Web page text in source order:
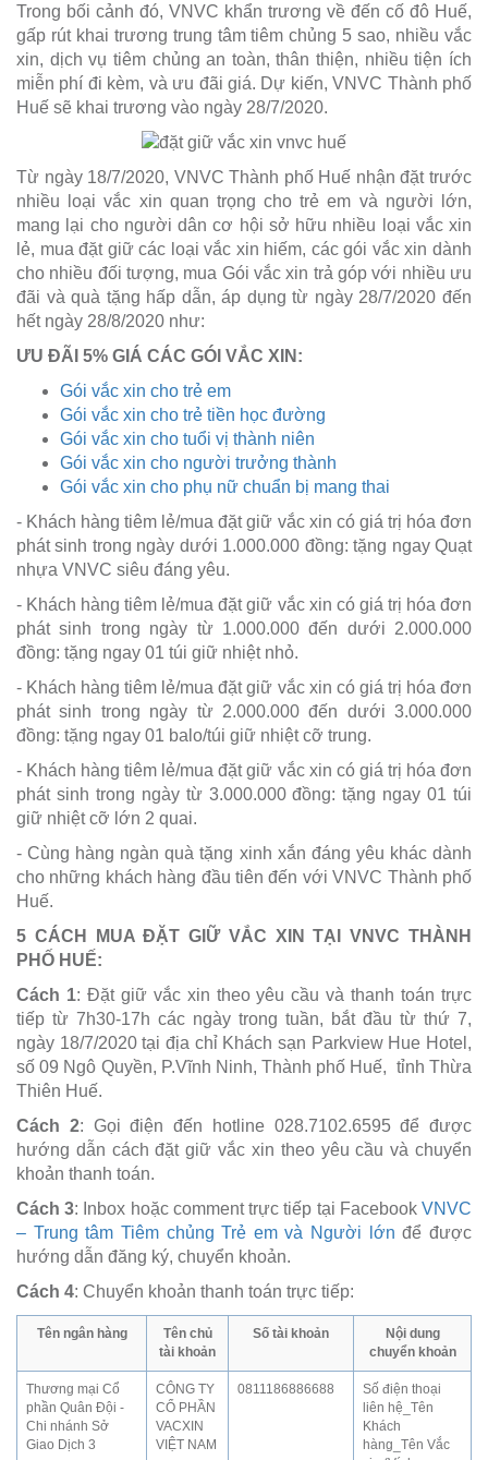
Trong bối cảnh đó, VNVC khẩn trương về đến cố đô Huế,
gấp rút khai trương trung tâm tiêm chủng 5 sao, nhiều vắc
xin, dịch vụ tiêm chủng an toàn, thân thiện, nhiều tiện ích
miễn phí đi kèm, và ưu đãi giá. Dự kiến, VNVC Thành phố
Huế sẽ khai trương vào ngày 28/7/2020.
Từ ngày 18/7/2020, VNVC Thành phố Huế nhận đặt trước
nhiều loại vắc xin quan trọng cho trẻ em và người lớn,
mang lại cho người dân cơ hội sở hữu nhiều loại vắc xin
lẻ, mua đặt giữ các loại vắc xin hiếm, các gói vắc xin dành
cho nhiều đối tượng, mua Gói vắc xin trả góp với nhiều ưu
đãi và quà tặng hấp dẫn, áp dụng từ ngày 28/7/2020 đến
hết ngày 28/8/2020 như:
ƯU ĐÃI 5% GIÁ CÁC GÓI VẮC XIN:
Gói vắc xin cho trẻ em
Gói vắc xin cho trẻ tiền học đường
Gói vắc xin cho tuổi vị thành niên
Gói vắc xin cho người trưởng thành
Gói vắc xin cho phụ nữ chuẩn bị mang thai
- Khách hàng tiêm lẻ/mua đặt giữ vắc xin có giá trị hóa đơn
phát sinh trong ngày dưới 1.000.000 đồng: tặng ngay Quạt
nhựa VNVC siêu đáng yêu.
- Khách hàng tiêm lẻ/mua đặt giữ vắc xin có giá trị hóa đơn
phát sinh trong ngày từ 1.000.000 đến dưới 2.000.000
đồng: tặng ngay 01 túi giữ nhiệt nhỏ.
- Khách hàng tiêm lẻ/mua đặt giữ vắc xin có giá trị hóa đơn
phát sinh trong ngày từ 2.000.000 đến dưới 3.000.000
đồng: tặng ngay 01 balo/túi giữ nhiệt cỡ trung.
- Khách hàng tiêm lẻ/mua đặt giữ vắc xin có giá trị hóa đơn
phát sinh trong ngày từ 3.000.000 đồng: tặng ngay 01 túi
giữ nhiệt cỡ lớn 2 quai.
- Cùng hàng ngàn quà tặng xinh xắn đáng yêu khác dành
cho những khách hàng đầu tiên đến với VNVC Thành phố
Huế.
5 CÁCH MUA ĐẶT GIỮ VẮC XIN TẠI VNVC THÀNH
PHỐ HUẾ:
Cách 1: Đặt giữ vắc xin theo yêu cầu và thanh toán trực
tiếp từ 7h30-17h các ngày trong tuần, bắt đầu từ thứ 7,
ngày 18/7/2020 tại địa chỉ Khách sạn Parkview Hue Hotel,
số 09 Ngô Quyền, P.Vĩnh Ninh, Thành phố Huế, tỉnh Thừa
Thiên Huế.
Cách 2: Gọi điện đến hotline 028.7102.6595 để được
hướng dẫn cách đặt giữ vắc xin theo yêu cầu và chuyển
khoản thanh toán.
Cách 3: Inbox hoặc comment trực tiếp tại FacebookVNVC
– Trung tâm Tiêm chủng Trẻ em và Người lớn để được
hướng dẫn đăng ký, chuyển khoản.
Cách 4: Chuyển khoản thanh toán trực tiếp:
Tên ngân hàng
Tên chủ
tài khoản
Số tài khoản
Nội dung
chuyển khoản
Thương mại Cổ
phần Quân Đội -
Chi nhánh Sở
Giao Dịch 3
CÔNG TY
CỔ PHẦN
VACXIN
VIỆT NAM
0811186886688
Số điện thoại
liên hệ_Tên
Khách
hàng_Tên Vắc